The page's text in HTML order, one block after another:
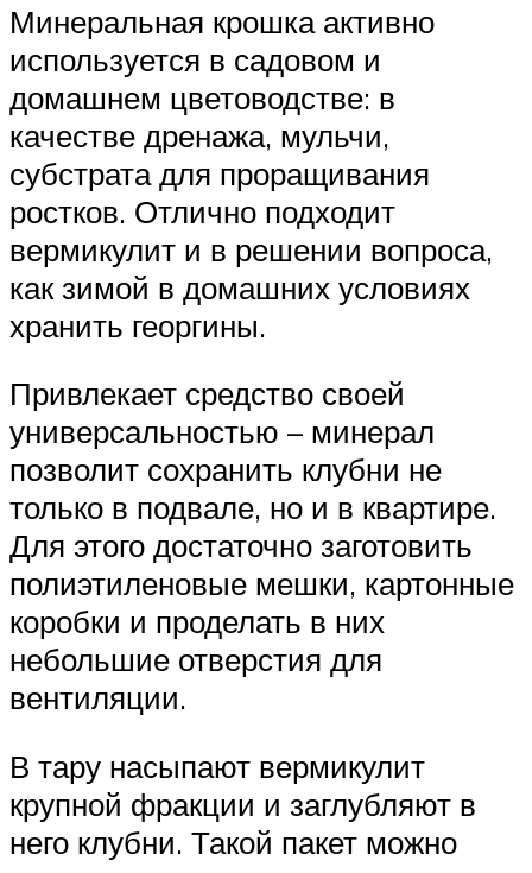
Минеральная крошка активно
используется в садовом и
домашнем цветоводстве: в
качестве дренажа, мульчи,
субстрата для проращивания
ростков. Отлично подходит
вермикулит и в решении вопроса,
как зимой в домашних условиях
хранить георгины.
Привлекает средство своей
универсальностью – минерал
позволит сохранить клубни не
только в подвале, но и в квартире.
Для этого достаточно заготовить
полиэтиленовые мешки, картонные
коробки и проделать в них
небольшие отверстия для
вентиляции.
В тару насыпают вермикулит
крупной фракции и заглубляют в
него клубни. Такой пакет можно